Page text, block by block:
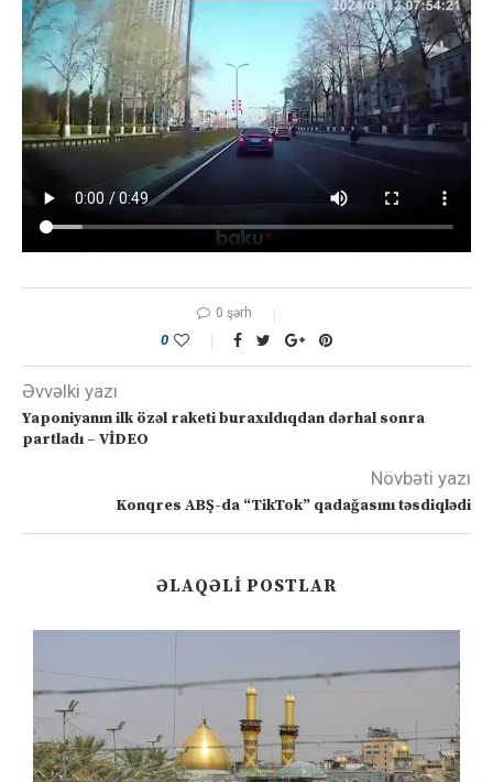
0 şərh
0
Əvvəlki yazı
Yaponiyanın ilk özəl raketi buraxıldıqdan dərhal sonra
partladı – VİDEO
Növbəti yazı
Konqres ABŞ-da “TikTok” qadağasını təsdiqlədi
ƏLAQƏLI POSTLAR